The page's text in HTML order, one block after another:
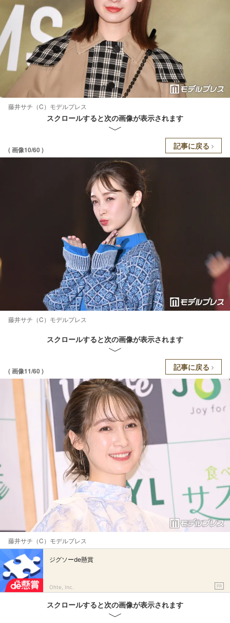
藤井サチ（C）モデルプレス
スクロールすると次の画像が表示されます
( 画像10/60 ) 記事に戻る
藤井サチ（C）モデルプレス
スクロールすると次の画像が表示されます
( 画像11/60 ) 記事に戻る
藤井サチ（C）モデルプレス
ジグソーde懸賞
Ohte, Inc. PR
スクロールすると次の画像が表示されます